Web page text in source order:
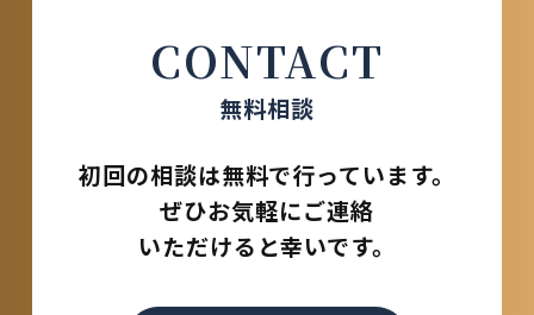
CONTACT
無料相談
初回の相談は無料で行っています。
ぜひお気軽にご連絡
いただけると幸いです。